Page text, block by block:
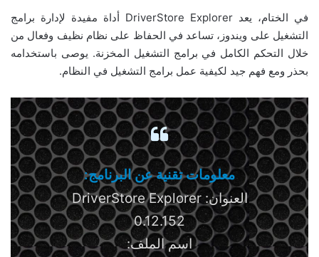
في الختام، يعد DriverStore Explorer أداة مفيدة لإدارة برامج
التشغيل على ويندوز، تساعد في الحفاظ على نظام نظيف وفعال من
خلال التحكم الكامل في برامج التشغيل المخزنة. يوصى باستخدامه
بحذر ومع فهم جيد لكيفية عمل برامج التشغيل في النظام.
معلومات تقنية عن البرنامج:
العنوان: DriverStore Explorer
0.12.152
اسم الملف: